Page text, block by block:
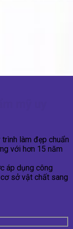
làm đẹp chuẩn
với hơn 15 năm
áp dụng công
sở vật chất sang